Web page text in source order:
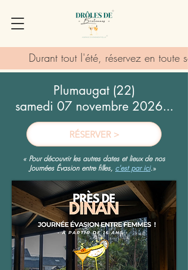
Durant tout l'été, réservez en toute
Plumaugat (22)
samedi 07 novembre 2026...
RÉSERVER >
« Pour découvrir les autres dates et lieux de nos
Journées Évasion entre filles, c'est par ici.»